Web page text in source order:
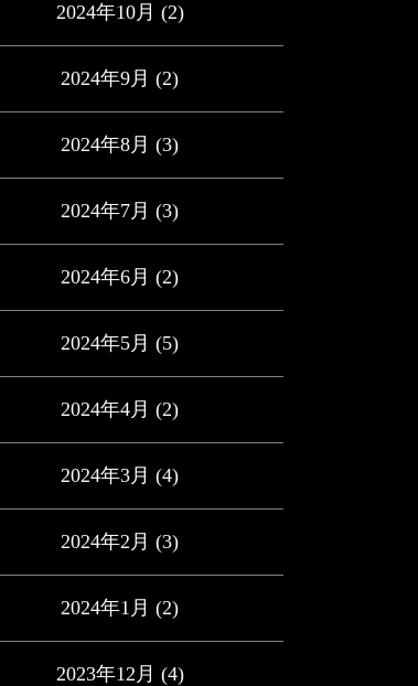
2024年10月 (2)
2024年9月 (2)
2024年8月 (3)
2024年7月 (3)
2024年6月 (2)
2024年5月 (5)
2024年4月 (2)
2024年3月 (4)
2024年2月 (3)
2024年1月 (2)
2023年12月 (4)